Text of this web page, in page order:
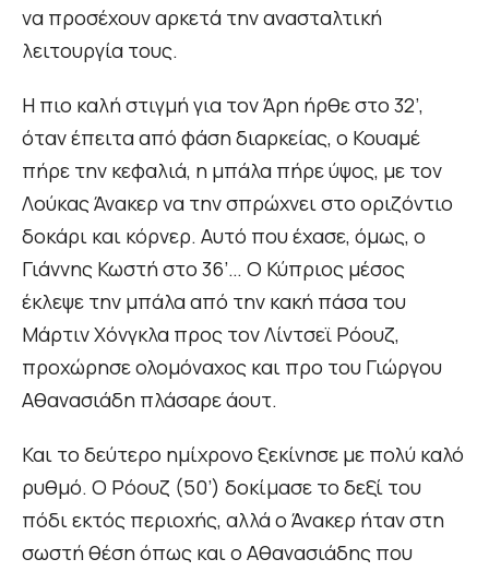
να προσέχουν αρκετά την ανασταλτική
λειτουργία τους.
Η πιο καλή στιγμή για τον Άρη ήρθε στο 32’,
όταν έπειτα από φάση διαρκείας, ο Κουαμέ
πήρε την κεφαλιά, η μπάλα πήρε ύψος, με τον
Λούκας Άνακερ να την σπρώχνει στο οριζόντιο
δοκάρι και κόρνερ. Αυτό που έχασε, όμως, ο
Γιάννης Κωστή στο 36’… Ο Κύπριος μέσος
έκλεψε την μπάλα από την κακή πάσα του
Μάρτιν Χόνγκλα προς τον Λίντσεϊ Ρόουζ,
προχώρησε ολομόναχος και προ του Γιώργου
Αθανασιάδη πλάσαρε άουτ.
Και το δεύτερο ημίχρονο ξεκίνησε με πολύ καλό
ρυθμό. Ο Ρόουζ (50’) δοκίμασε το δεξί του
πόδι εκτός περιοχής, αλλά ο Άνακερ ήταν στη
σωστή θέση όπως και ο Αθανασιάδης που